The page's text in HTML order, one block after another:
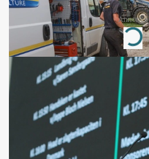
Annonce
Loading...